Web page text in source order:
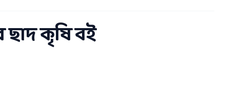
ছাদ কৃষি বই